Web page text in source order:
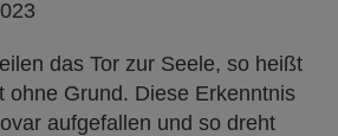
das Tor zur Seele, so heißt
ohne Grund. Diese Erkenntnis
aufgefallen und so dreht